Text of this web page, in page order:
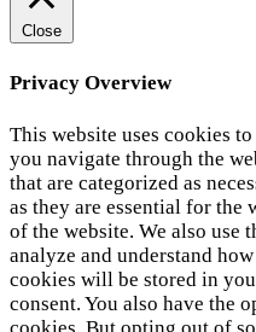
Close
Privacy Overview
This website uses cookies
you navigate through the
that are categorized as
as they are essential for
of the website. We also use
analyze and understand
cookies will be stored in
consent. You also have the
cookies. But opting out of